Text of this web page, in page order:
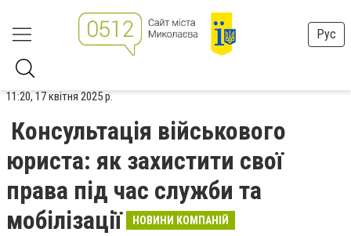
Рус
11:20, 17 квітня 2025 р.
Консультація військового
юриста: як захистити свої
права під час служби та
мобілізації
НОВИНИ КОМПАНІЙ